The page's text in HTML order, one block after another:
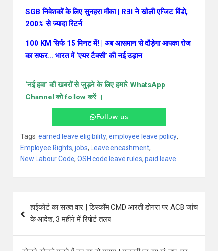
अपनी खबर या रचना भी इस नंबर पर भेज सकतेहैं।
SGB निवेशकों के लिए सुनहरा मौका | RBI ने खोली एग्जिट विंडो,
200% से ज्यादा रिटर्न
100 KM सिर्फ 15 मिनट में! | अब आसमान से दौड़ेगा आपका रोज
‘नई हवा’ की खबरों से जुड़ने के लिए हमारे WhatsApp
Channel को follow करें ।
Follow us
Tags: earned leave eligibility , employee leave policy
Employee Rights,jobs , Leave encashment,
हाईकोर्ट का सख्त वार | डिस्कॉम CMD आरती डोगरा पर ACB जांच
के आदेश, 3 महीने में रिपोर्ट तलब